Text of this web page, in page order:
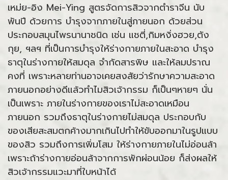
เหม่ย-อิง Mei-Ying สูตรจัดการสิวจากตำราจีน นับ
พันปี ด้วยการ บำรุงจากภายในสู่ภายนอก ด้วยส่วน
ประกอบสมุนไพรนานาชนิด เช่น แชตี่,กิมหงิ่งฮวย,ตัง
กุย, ฯลฯ ที่เป็นการบำรุงให้ร่างกายภายในสะอาด บำรุง
ธาตุในร่างกายให้สมดุล จำกัดสารพิษ และให้ลมปราณ
คงที่ เพราะหลายท่านอาจเคยสงสัยว่ารักษาความสะอาด
ภายนอกอย่างดีแล้วทำไมสิวเจ้ากรรม ก็เป็นๆหายๆ นั่น
เป็นเพราะ ภายในร่างกายของเราไม่สะอาดเหมือน
ภายนอก รวมถึงธาตุในร่างกายไม่สมดุล ประกอบกับ
ของเสียสะสมตกค้างมากเกินไปทำให้ขับออกมาในรูปแบบ
ของสิว รวมถึงการเพิ่มโสม ให้ร่างกายภายในไม่อ่อนล้า
เพราะถ้าร่างกายอ่อนล้าจากการพักผ่อนน้อย ก็ส่งผลให้
สิวเจ้ากรรมแวะมาที่ใบหน้าได้